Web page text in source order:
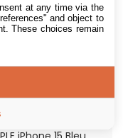
Téléphones
Ecran [Version
at any time via the
and object to
These choices remain